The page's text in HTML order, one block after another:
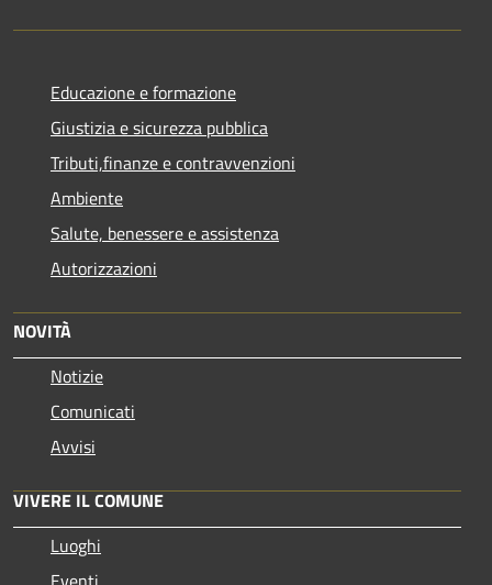
Educazione e formazione
Giustizia e sicurezza pubblica
Tributi,finanze e contravvenzioni
Ambiente
Salute, benessere e assistenza
Autorizzazioni
NOVITÀ
Notizie
Comunicati
Avvisi
VIVERE IL COMUNE
Luoghi